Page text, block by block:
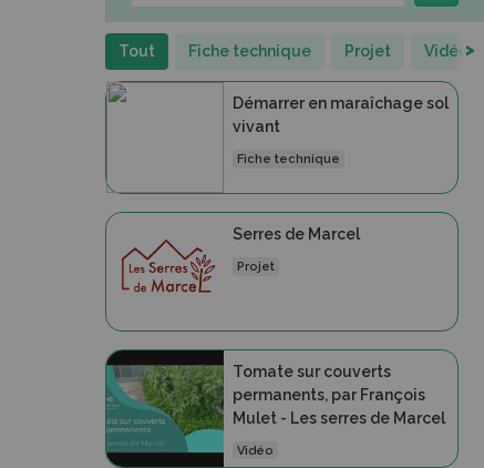
Tout Fiche technique Projet Vidéo>
Démarrer en maraîchage sol
vivant
Fiche technique
Serres de Marcel
Projet
Tomate sur couverts
permanents, par François
Mulet - Les serres de Marcel
Vidéo